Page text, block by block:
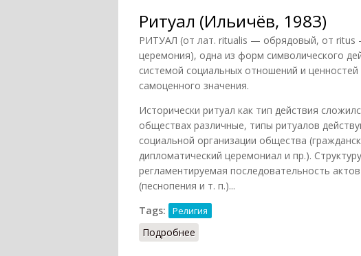
Ритуал (Ильичёв, 1983)
РИТУАЛ (от лат. ritualis — обрядовый, от ritus
церемония), одна из форм символического
системой социальных отношений и
самоценного значения.
Исторически ритуал как тип действия
обществах различные, типы ритуалов
социальной организации общества
дипломатический церемониал и пр.).
регламентируемая последовательность
(песнопения и т. п.)...
Tags:
Религия
Подробнее